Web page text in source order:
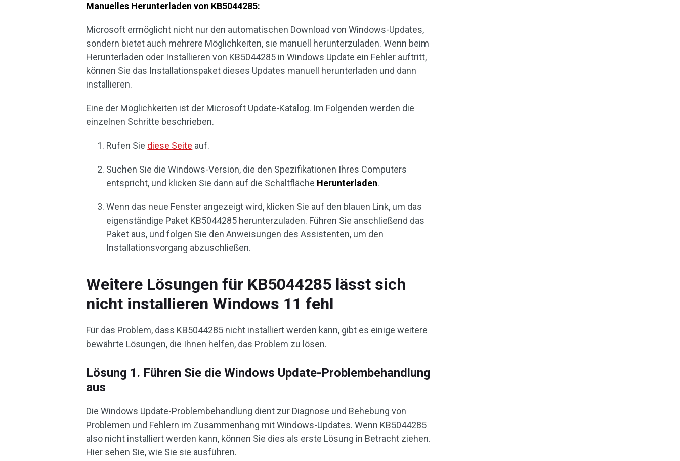
Manuelles Herunterladen von KB5044285:
Microsoft ermöglicht nicht nur den automatischen Download von Windows-Updates,
sondern bietet auch mehrere Möglichkeiten, sie manuell herunterzuladen. Wenn beim
Herunterladen oder Installieren von KB5044285 in Windows Update ein Fehler auftritt,
können Sie das Installationspaket dieses Updates manuell herunterladen und dann
installieren.
Eine der Möglichkeiten ist der Microsoft Update-Katalog. Im Folgenden werden die
einzelnen Schritte beschrieben.
Rufen Sie diese Seite auf.
Suchen Sie die Windows-Version, die den Spezifikationen Ihres Computers
entspricht, und klicken Sie dann auf die Schaltfläche Herunterladen.
Wenn das neue Fenster angezeigt wird, klicken Sie auf den blauen Link, um das
eigenständige Paket KB5044285 herunterzuladen. Führen Sie anschließend das
Paket aus, und folgen Sie den Anweisungen des Assistenten, um den
Installationsvorgang abzuschließen.
Weitere Lösungen für KB5044285 lässt sich
nicht installieren Windows 11 fehl
Für das Problem, dass KB5044285 nicht installiert werden kann, gibt es einige weitere
bewährte Lösungen, die Ihnen helfen, das Problem zu lösen.
Lösung 1. Führen Sie die Windows Update-Problembehandlung
aus
Die Windows Update-Problembehandlung dient zur Diagnose und Behebung von
Problemen und Fehlern im Zusammenhang mit Windows-Updates. Wenn KB5044285
also nicht installiert werden kann, können Sie dies als erste Lösung in Betracht ziehen.
Hier sehen Sie, wie Sie sie ausführen.